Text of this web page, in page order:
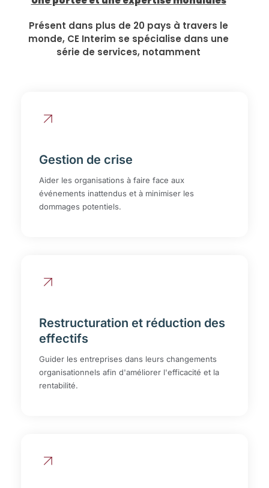
Présent dans plus de 20 pays à travers le
monde, CE Interim se spécialise dans une
série de services, notamment
Gestion de crise
Aider les organisations à faire face aux
événements inattendus et à minimiser les
dommages potentiels.
Restructuration et réduction des
effectifs
Guider les entreprises dans leurs changements
organisationnels afin d'améliorer l'efficacité et la
rentabilité.